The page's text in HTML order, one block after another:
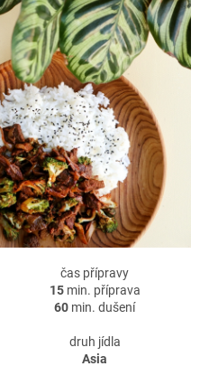
čas přípravy
15min. příprava
60 min. dušení
druh jídla
Asia